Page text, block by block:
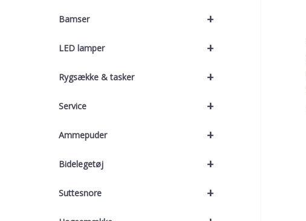
+
Bamser
+
LED lamper
+
Rygsække & tasker
+
Service
+
Ammepuder
+
Bidelegetøj
+
Suttesnore